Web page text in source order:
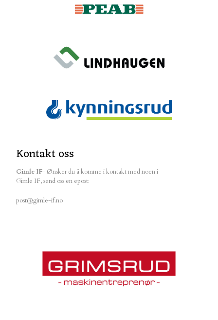
Kontakt oss
Gimle IF- Ønsker du å komme i kontakt med noen i
Gimle IF, send oss en epost:
post@gimle-if.no